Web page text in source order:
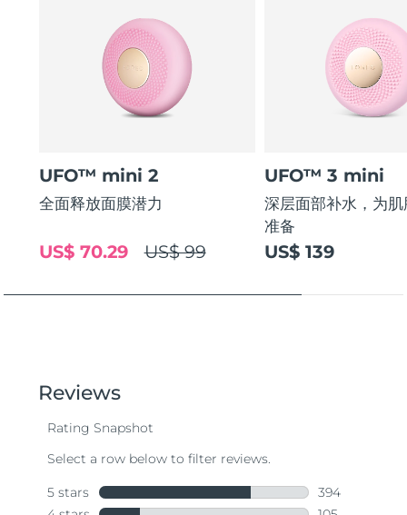
UFO™ mini 2
全面释放面膜潜力
US$ 99
US$ 70.29
UFO™ 3 mini
深层面部补水，为
准备
US$ 139